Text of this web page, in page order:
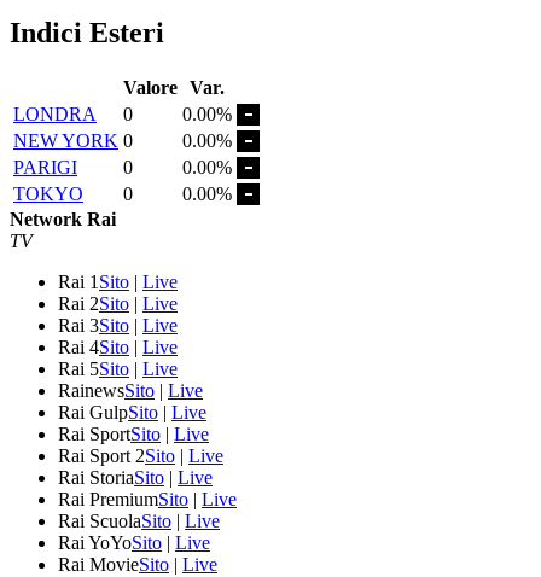
Indici Esteri
Valore Var.
LONDRA
0
0.00%
NEW YORK 0
0.00%
PARIGI
0
0.00%
TOKYO
0
0.00%
Network Rai
TV
Rai 1 Sito | Live
Rai 2Sito | Live
Rai 3Sito | Live
Rai 4Sito | Live
Rai 5Sito | Live
RainewsSito | Live
Rai GulpSito | Live
Rai SportSito | Live
Rai Sport 2Sito | Live
Rai StoriaSito | Live
Rai PremiumSito | Live
Rai ScuolaSito | Live
Rai YoYoSito | Live
Rai MovieSito | Live